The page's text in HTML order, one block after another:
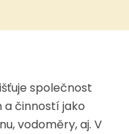
společnost
a činností jako
vodoměry, aj. V